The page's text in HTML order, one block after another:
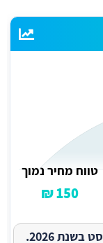
טווח מחיר נמוך
150 ₪
2026.